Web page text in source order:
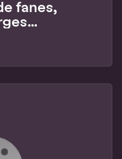
fanes,